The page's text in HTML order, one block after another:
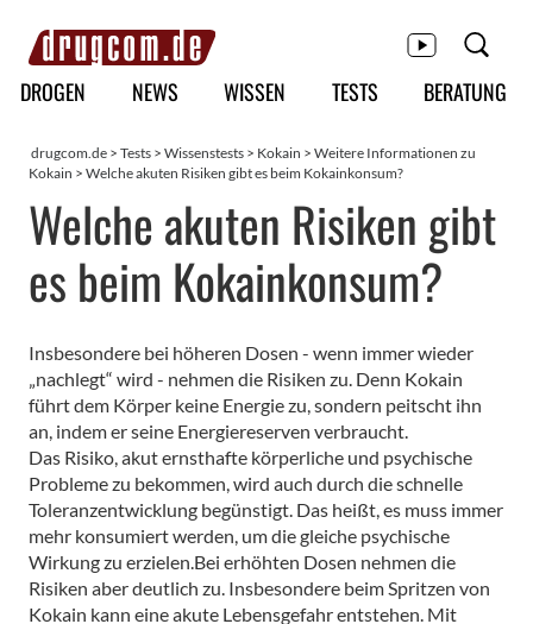
Hauptmenü
DROGEN NEWS WISSEN TESTS BERATUNG
drugcom.de > Tests > Wissenstests > Kokain > Weitere Informationen zu
Kokain > Welche akuten Risiken gibt es beim Kokainkonsum?
Welche akuten Risiken gibt
es beim Kokainkonsum?
Insbesondere bei höheren Dosen - wenn immer wieder
„nachlegt“ wird - nehmen die Risiken zu. Denn Kokain
führt dem Körper keine Energie zu, sondern peitscht ihn
an, indem er seine Energiereserven verbraucht.
Das Risiko, akut ernsthafte körperliche und psychische
Probleme zu bekommen, wird auch durch die schnelle
Toleranzentwicklung begünstigt. Das heißt, es muss immer
mehr konsumiert werden, um die gleiche psychische
Wirkung zu erzielen.Bei erhöhten Dosen nehmen die
Risiken aber deutlich zu. Insbesondere beim Spritzen von
Kokain kann eine akute Lebensgefahr entstehen. Mit